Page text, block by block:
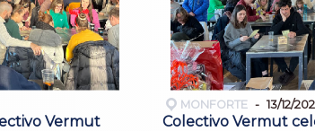
Vermut
MONFORTE 13/12/
Colectivo Vermut